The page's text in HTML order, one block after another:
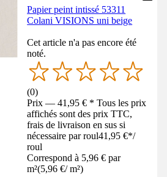
Papier peint intissé 53311
Colani VISIONS uni beige
Cet article n'a pas encore été
noté.
(0)
Prix — 41,95 € * Tous les prix
affichés sont des prix TTC,
frais de livraison en sus si
nécessaire par roul41,95 €*/
roul
Correspond à 5,96 € par
m²(5,96 €/ m²)